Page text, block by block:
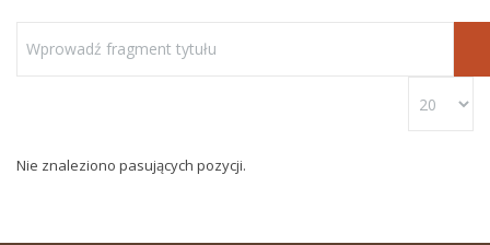
Nie znaleziono pasujących pozycji.